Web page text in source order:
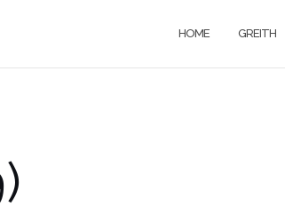
HOME GREITH